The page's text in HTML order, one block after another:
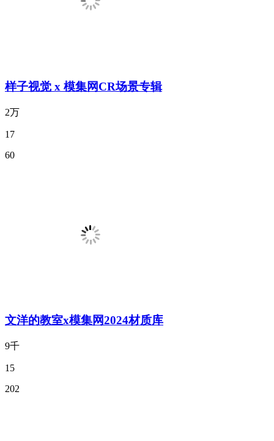
样子视觉 x 模集网CR场景专辑
2万
17
60
文洋的教室x模集网2024材质库
9千
15
202